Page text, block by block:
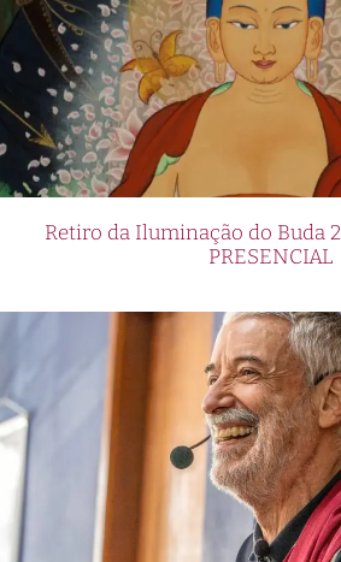
Retiro da Iluminação do Buda
PRESENCIAL